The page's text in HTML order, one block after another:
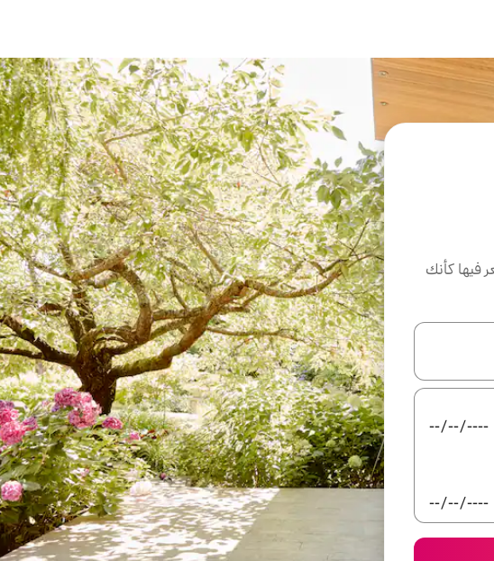
فيها كأنك
لأعلى ولأسفل أو استكشف عن طريق اللمس أو السحب.